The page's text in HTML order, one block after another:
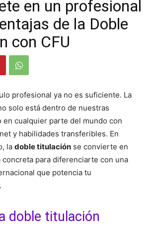
en un profesional
de la Doble
con CFU
profesional ya no es suficiente. La
solo está dentro de nuestras
en cualquier parte del mundo con
y habilidades transferibles. En
la doble titulación se convierte en
concreta para diferenciarte con una
que potencia tu
doble titulación